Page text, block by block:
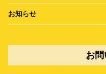
お知らせ
お